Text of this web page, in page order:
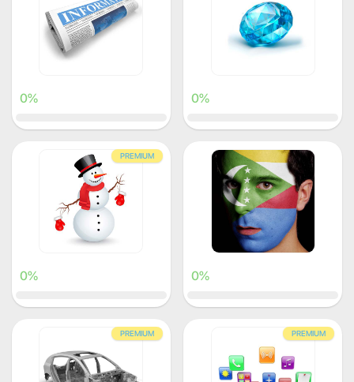
0% 0%
PREMIUM
0% 0%
PREMIUM PREMIUM